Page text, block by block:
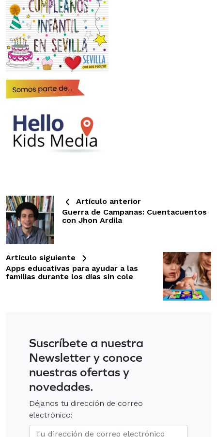
Artículo anterior
Guerra de Campanas: Cuentacuentos
con Jhon Ardila
Artículo siguiente
Apps educativas para ayudar a las
familias durante los días sin cole
Suscríbete a nuestra
Newsletter y conoce
nuestras ofertas y
novedades.
Déjanos tu dirección de correo
electrónico: